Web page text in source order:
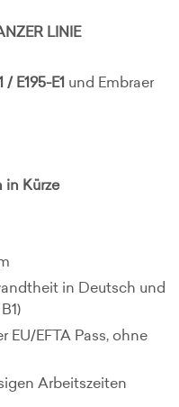
LINIE
/ E195-E1 und Embraer
in Kürze
in Deutsch und
EU/EFTA Pass, ohne
Arbeitszeiten